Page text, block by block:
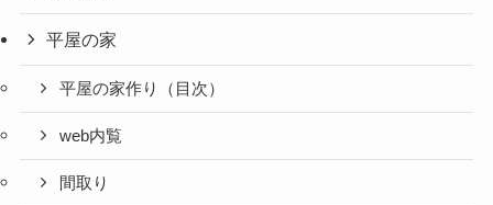
平屋の家
平屋の家作り（目次）
web内覧
間取り